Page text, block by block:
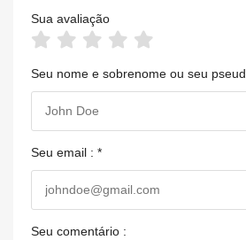
Sua avaliação
Seu nome e sobrenome ou seu
Seu email : *
Seu comentário :